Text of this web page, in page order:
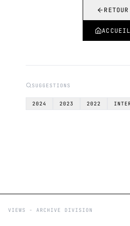
RETOUR
ACCUEIL
SUGGESTIONS
2024 2023 2022
VIEWS - ARCHIVE DIVISION